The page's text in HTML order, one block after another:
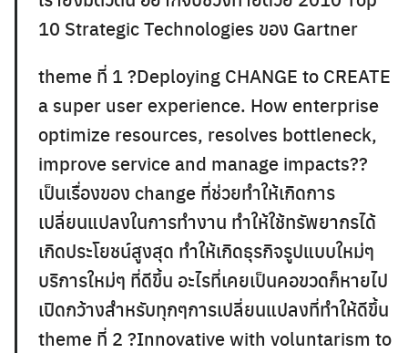
10 Strategic Technologies ของ Gartner
theme ที่ 1 ?Deploying CHANGE to CREATE
a super user experience. How enterprise
optimize resources, resolves bottleneck,
improve service and manage impacts??
เป็นเรื่องของ change ที่ช่วยทำให้เกิดการ
เปลี่ยนแปลงในการทำงาน ทำให้ใช้ทรัพยากรได้
เกิดประโยชน์สูงสุด ทำให้เกิดธุรกิจรูปแบบใหม่ๆ
บริการใหม่ๆ ที่ดีขึ้น อะไรที่เคยเป็นคอขวดก็หายไป
เปิดกว้างสำหรับทุกๆการเปลี่ยนแปลงที่ทำให้ดีขึ้น
theme ที่ 2 ?Innovative with voluntarism to